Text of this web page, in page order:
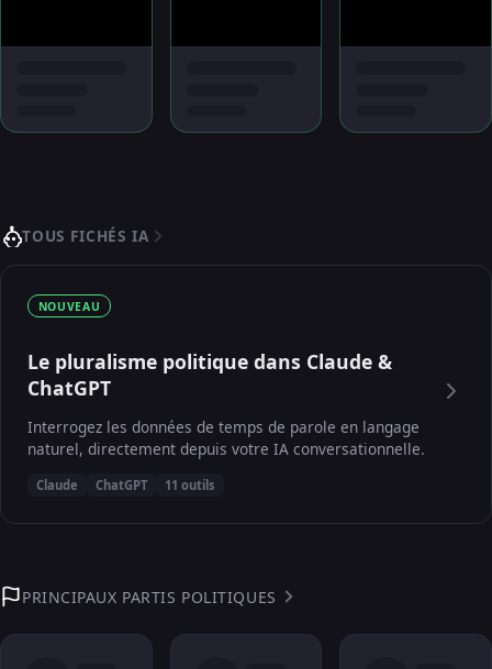
TOUS FICHÉS IA
NOUVEAU
Le pluralisme politique dans Claude &
ChatGPT
Interrogez les données de temps de parole en langage
naturel, directement depuis votre IA conversationnelle.
Claude ChatGPT 11 outils
PRINCIPAUX PARTIS POLITIQUES